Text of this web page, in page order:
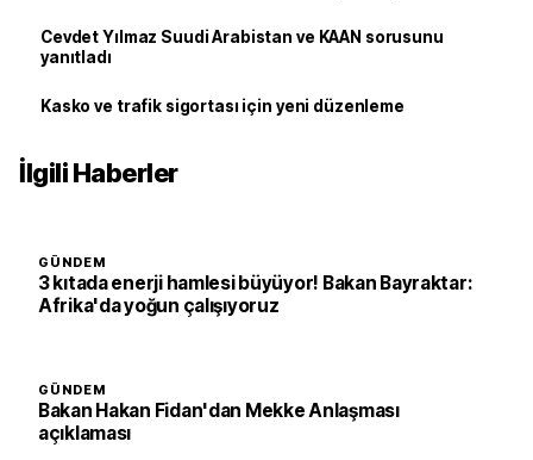
Cevdet Yılmaz Suudi Arabistan ve KAAN sorusunu
yanıtladı
Kasko ve trafik sigortası için yeni düzenleme
İlgili Haberler
GÜNDEM
3 kıtada enerji hamlesi büyüyor! Bakan Bayraktar:
Afrika'da yoğun çalışıyoruz
GÜNDEM
Bakan Hakan Fidan'dan Mekke Anlaşması
açıklaması